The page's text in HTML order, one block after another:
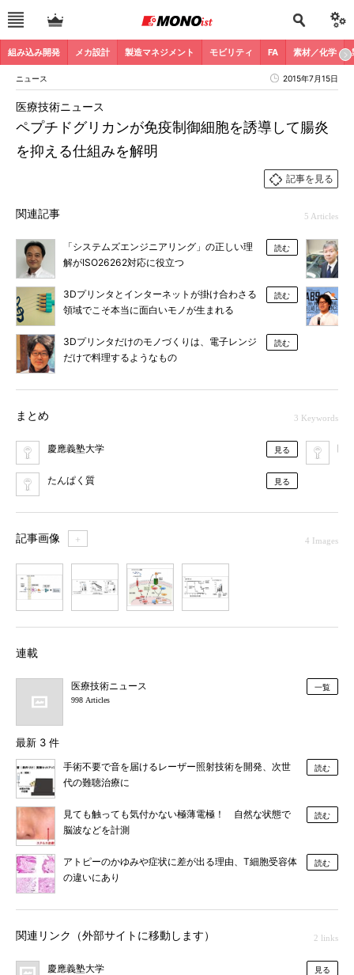
組み込み開発 メカ設計 製造マネジメント モビリティ FA 素材／化学
ニュース 2015年7月15日
ペプチドグリカンが免疫制御細胞を誘導して腸炎
を抑える仕組みを解明
医療技術ニュース
記事を見る
関連記事 5 Articles
「システムズエンジニアリング」の正しい理
解がISO26262対応に役立つ
読む
3Dプリンタとインターネットが掛け合わさる
領域でこそ本当に面白いモノが生まれる
読む
3Dプリンタだけのモノづくりは、電子レンジ
だけで料理するようなもの
読む
まとめ 3 Keywords
慶應義塾大学 見る
たんぱく質 見る
医
記事画像 ＋ 4 Images
連載
医療技術ニュース
998 Articles
一覧
最新 3 件
手術不要で音を届けるレーザー照射技術を開発、次世
代の難聴治療に
読む
見ても触っても気付かない極薄電極！ 自然な状態で
脳波などを計測
読む
アトピーのかゆみや症状に差が出る理由、T細胞受容体
の違いにあり
読む
関連リンク（外部サイトに移動します） 2 links
慶應義塾大学 見る